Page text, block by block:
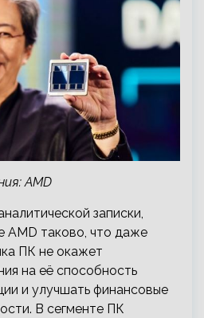
AMD
записки,
таково, что даже
ПК не окажет
на её способность
и улучшать финансовые
В сегменте ПК